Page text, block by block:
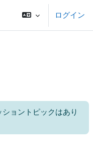
ログイン
ョントピックはあり